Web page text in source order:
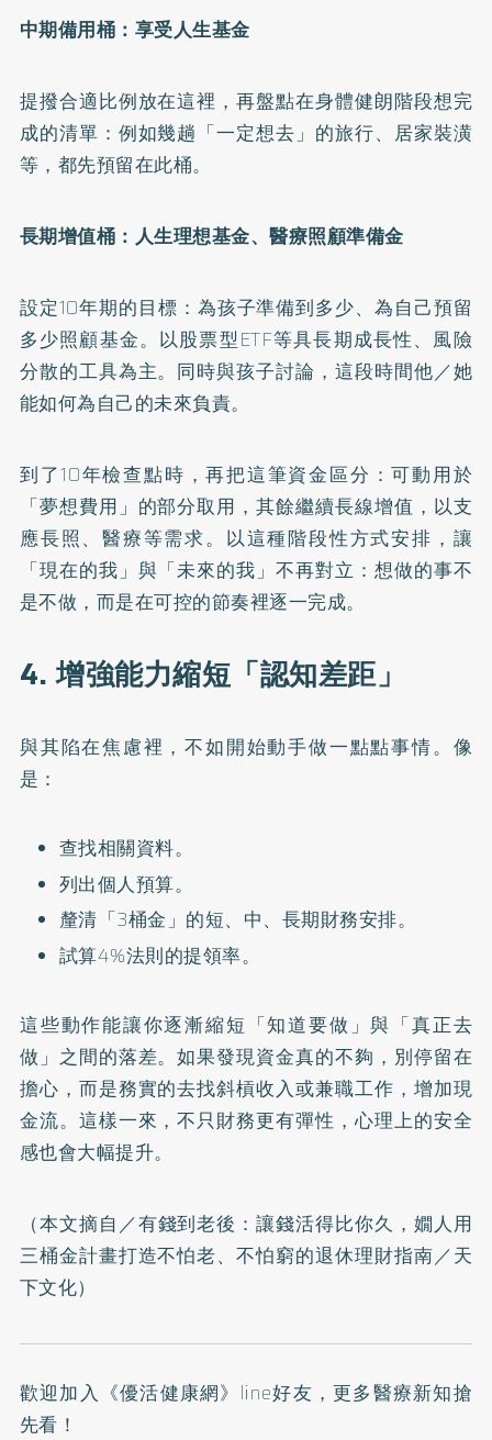
中期備用桶：享受人生基金
提撥合適比例放在這裡，再盤點在身體健朗階段想完
成的清單：例如幾趟「一定想去」的旅行、居家裝潢
等，都先預留在此桶。
長期增值桶：人生理想基金、醫療照顧準備金
設定10年期的目標：為孩子準備到多少、為自己預留
多少照顧基金。以股票型ETF等具長期成長性、風險
分散的工具為主。同時與孩子討論，這段時間他／她
能如何為自己的未來負責。
到了10年檢查點時，再把這筆資金區分：可動用於
「夢想費用」的部分取用，其餘繼續長線增值，以支
應長照、醫療等需求。以這種階段性方式安排，讓
「現在的我」與「未來的我」不再對立：想做的事不
是不做，而是在可控的節奏裡逐一完成。
4. 增強能力縮短「認知差距」
與其陷在焦慮裡，不如開始動手做一點點事情。像
是：
查找相關資料。
列出個人預算。
釐清「3桶金」的短、中、長期財務安排。
試算4%法則的提領率。
這些動作能讓你逐漸縮短「知道要做」與「真正去
做」之間的落差。如果發現資金真的不夠，別停留在
擔心，而是務實的去找斜槓收入或兼職工作，增加現
金流。這樣一來，不只財務更有彈性，心理上的安全
感也會大幅提升。
（本文摘自／有錢到老後：讓錢活得比你久，嫺人用
三桶金計畫打造不怕老、不怕窮的退休理財指南／天
下文化）
歡迎加入 《優活健康網》line好友 ，更多醫療新知搶
先看！